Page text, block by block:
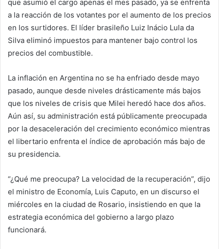
que asumió el cargo apenas el mes pasado, ya se enfrenta
a la reacción de los votantes por el aumento de los precios
en los surtidores. El líder brasileño Luiz Inácio Lula da
Silva eliminó impuestos para mantener bajo control los
precios del combustible.
La inflación en Argentina no se ha enfriado desde mayo
pasado, aunque desde niveles drásticamente más bajos
que los niveles de crisis que Milei heredó hace dos años.
Aún así, su administración está públicamente preocupada
por la desaceleración del crecimiento económico mientras
el libertario enfrenta el índice de aprobación más bajo de
su presidencia.
“¿Qué me preocupa? La velocidad de la recuperación”, dijo
el ministro de Economía, Luis Caputo, en un discurso el
miércoles en la ciudad de Rosario, insistiendo en que la
estrategia económica del gobierno a largo plazo
funcionará.